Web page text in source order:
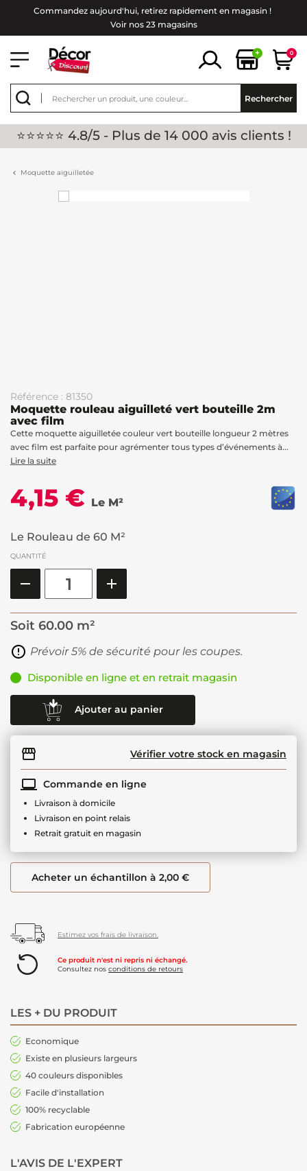
Commandez aujourd'hui, retirez rapidement en magasin !
Voir nos 23 magasins
+ 0
Rechercher
⭐⭐⭐⭐⭐ 4.8/5 - Plus de 14 000 avis clients !
Moquette aiguilletée
Référence : 81350
Moquette rouleau aiguilleté vert bouteille 2m
avec film
Cette moquette aiguilletée couleur vert bouteille longueur 2 mètres
avec film est parfaite pour agrémenter tous types d’événements à...
Lire la suite
4,15 € Le M²
Le Rouleau de 60 M²
QUANTITÉ
Soit 60.00 m²
Prévoir 5% de sécurité pour les coupes.
Disponible en ligne et en retrait magasin
Ajouter au panier
Vérifier votre stock en magasin
Commande en ligne
Livraison à domicile
Livraison en point relais
Retrait gratuit en magasin
Acheter un échantillon à 2,00 €
Estimez vos frais de livraison.
Ce produit n'est ni repris ni échangé.
Consultez nos conditions de retours
LES + DU PRODUIT
Economique
Existe en plusieurs largeurs
40 couleurs disponibles
Facile d'installation
100% recyclable
Fabrication européenne
L'AVIS DE L'EXPERT